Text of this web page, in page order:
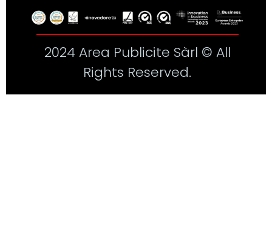
2024 Area Publicite Sàrl © All
Rights Reserved.